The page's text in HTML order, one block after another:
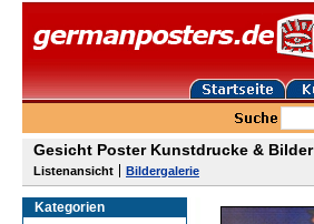
Gesicht Poster Kunstdrucke & Bilder
Listenansicht Bildergalerie
Kategorien